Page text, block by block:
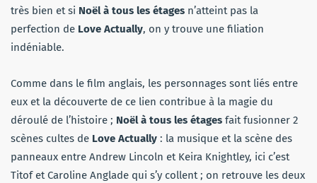
très bien et si Noël à tous les étages n’atteint pas la
perfection de Love Actually, on y trouve une filiation
indéniable.
Comme dans le film anglais, les personnages sont liés entre
eux et la découverte de ce lien contribue à la magie du
déroulé de l’histoire ; Noël à tous les étages fait fusionner 2
scènes cultes de Love Actually : la musique et la scène des
panneaux entre Andrew Lincoln et Keira Knightley, ici c’est
Titof et Caroline Anglade qui s’y collent ; on retrouve les deux